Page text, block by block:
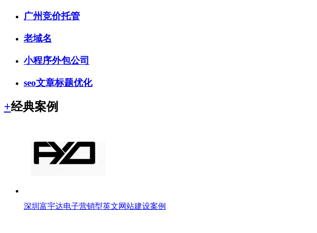
广州竞价托管
老域名
小程序外包公司
seo文章标题优化
+经典案例
深圳富宇达电子营销型英文网站建设案例